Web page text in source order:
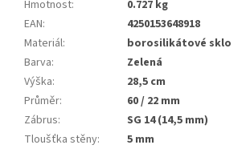
Hmotnost:
0.727 kg
EAN:
4250153648918
Materiál:
borosilikátové sklo
Barva:
Zelená
Výška:
28,5 cm
Průměr:
60 / 22 mm
Zábrus:
SG 14 (14,5 mm)
Tloušťka stěny:
5 mm